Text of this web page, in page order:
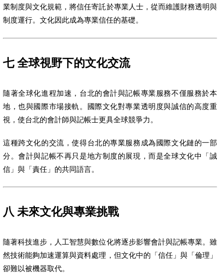
業制度與文化規範，將信任寄託於專業人士，從而維護財務透明與
制度運行。文化因此成為專業信任的基礎。
七 全球視野下的文化交流
隨著全球化進程加速，台北的會計與記帳專業服務不僅服務於本
地，也與國際市場接軌。國際文化對專業透明度與誠信的高度重
視，使台北的會計師與記帳士更具全球競爭力。
這種跨文化的交流，使得台北的專業服務成為國際文化鏈的一部
分。會計與記帳不再只是地方制度的展現，而是全球文化中「誠
信」與「責任」的共同語言。
八 未來文化與專業挑戰
隨著科技進步，人工智慧與數位化將逐步影響會計與記帳專業。雖
然技術能夠加速運算與資料處理，但文化中的「信任」與「倫理」
卻難以被機器取代。